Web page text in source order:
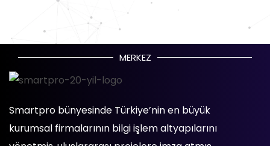
MERKEZ
Smartpro bünyesinde Türkiye’nin en büyük
kurumsal firmalarının bilgi işlem altyapılarını